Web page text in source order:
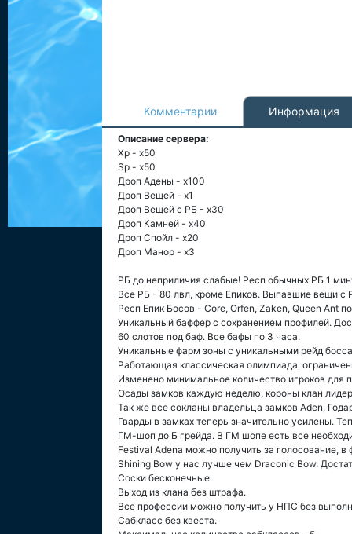
Комментарии Информация
Описание сервера:
Xp - х50
Sp - х50
Дроп Адены - х100
Дроп Вещей - х1
Дроп Вещей с РБ - х30
Дроп Камней - х40
Дроп Спойл - х20
Дроп Манор - х3
РБ до неприличия слабые! Респ обычных РБ 1
Все РБ - 80 лвл, кроме Епиков. Выпавшие вещи с
Респ Епик Босов - Core, Orfen, Zaken, Queen Ant
Уникальный баффер с сохранением профилей.
60 слотов под баф. Все бафы по 3 часа.
Уникальные фарм зоны с уникальными рейд
Работающая классическая олимпиада,
Изменено минимальное количество игроков для
Осады замков каждую неделю, короны клан
Так же все сокланы владельца замков Aden,
Гварды в замках теперь значительно усилены.
ГМ-шоп до Б грейда. В ГМ шопе есть все
Festival Adena можно получить за голосование, в
Shining Bow у нас лучше чем Draconic Bow.
Cоски бесконечные.
Выход из клана без штрафа.
Все профессии можно получить у НПС без
Сабкласс без квеста.